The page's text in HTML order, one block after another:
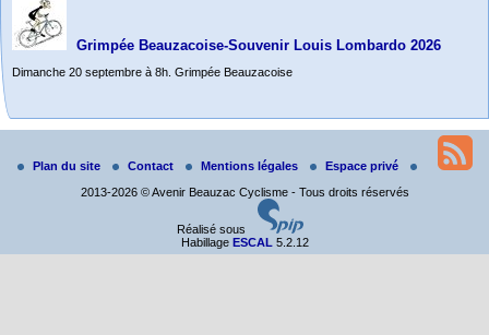
Randonnée itinérante dans l’Aveyron.
Salut à tous,
j’ai planché sur le parcours de notre (…)
Plan du site Contact Mentions légales
Espace privé
2013-2026 © Avenir Beauzac Cyclisme - Tous droits réservés
Réalisé sous
Habillage ESCAL 5.2.12